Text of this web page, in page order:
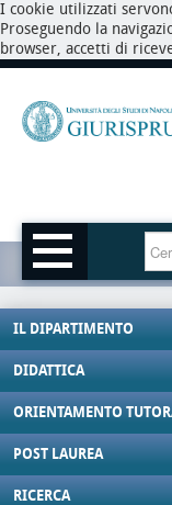
I cookie utilizzati
Proseguendo la
browser, accetti di
IL DIPARTIMENTO
DIDATTICA
ORIENTAMENTO
POST LAUREA
RICERCA